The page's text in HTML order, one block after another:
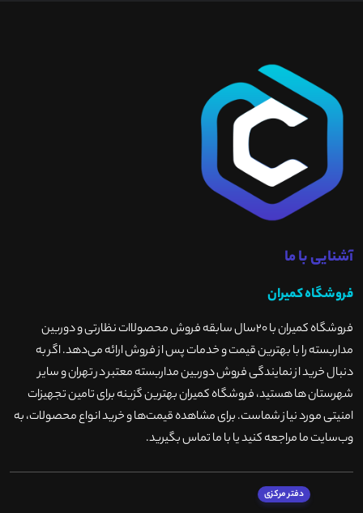
آشنایی با ما
فروشگاه کمیران
فروشگاه کمیران با ۲۰سال سابقه فروش محصولاات نظارتی و دوربین
مداربسته را با بهترین قیمت و خدمات پس از فروش ارائه می‌دهد. اگر به
دنبال خرید از نمایندگی فروش دوربین مداربسته معتبر در تهران و سایر
شهرستان ها هستید، فروشگاه کمیران بهترین گزینه برای تامین تجهیزات
امنیتی مورد نیاز شماست. برای مشاهده قیمت‌ها و خرید انواع محصولات، به
وب‌سایت ما مراجعه کنید یا با ما تماس بگیرید.
دفتر مرکزی